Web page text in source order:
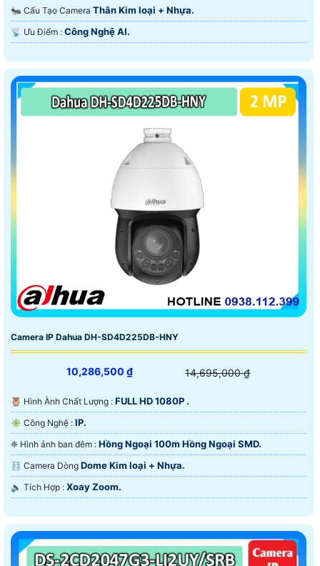
🐜 Cấu Tạo Camera Thân Kim loại + Nhựa.
️📡 Ưu Điểm : Công Nghệ AI.
Camera IP Dahua DH-SD4D225DB-HNY
10,286,500 ₫ 14,695,000 ₫
🦉 Hình Ành Chất Lượng : FULL HD 1080P .
✳️ Công Nghệ : IP.
❈ Hình ảnh ban đêm : Hồng Ngoại 100m Hồng Ngoại SMD.
⛓ Camera Dòng Dome Kim loại + Nhựa.
️🔈 Tích Hợp : Xoay Zoom.